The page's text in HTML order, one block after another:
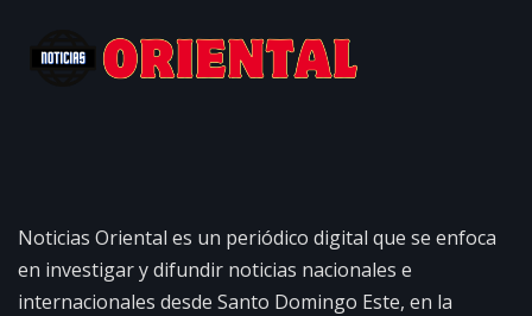
Noticias Oriental es un periódico digital que se enfoca
en investigar y difundir noticias nacionales e
internacionales desde Santo Domingo Este, en la